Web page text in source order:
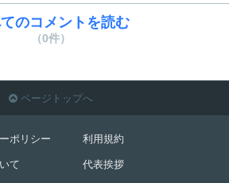
のコメントを読む
（0件）
 ページトップへ
ポリシー
て
利用規約
代表挨拶